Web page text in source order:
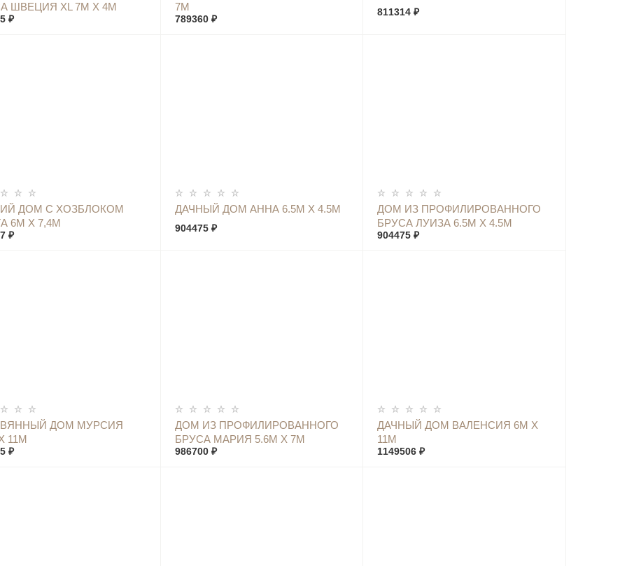
ШВЕЦИЯ XL 7М Х 4М
₽
7М
789360 ₽
811314 ₽
ДОМ С ХОЗБЛОКОМ
6М Х 7,4М
₽
КУПИТЬ ДАЧНЫЙ ДОМ АННА 6.5М Х 4.5М
904475 ₽
КУПИТЬ
ДОМ ИЗ ПРОФИЛИРОВАННОГО
БРУСА ЛУИЗА 6.5М Х 4.5М
904475 ₽
КУПИТЬ
ДОМ МУРСИЯ
11М
₽
КУПИТЬ
ДОМ ИЗ ПРОФИЛИРОВАННОГО
БРУСА МАРИЯ 5.6М Х 7М
986700 ₽
КУПИТЬ
ДАЧНЫЙ ДОМ ВАЛЕНСИЯ 6М Х
11М
1149506 ₽
КУПИТЬ